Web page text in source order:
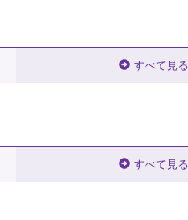
すべて見る
すべて見る